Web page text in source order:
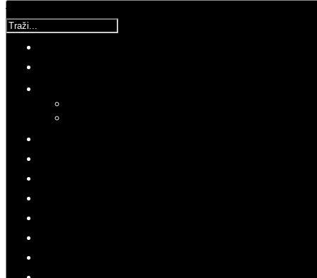
Traži...
Molimo ocijenite